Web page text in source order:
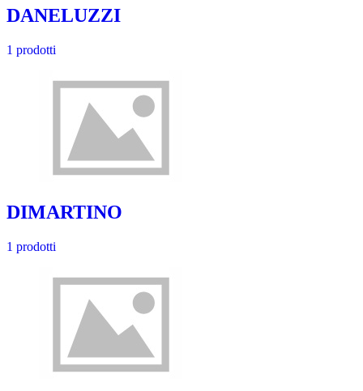
DANELUZZI
1 prodotti
DIMARTINO
1 prodotti